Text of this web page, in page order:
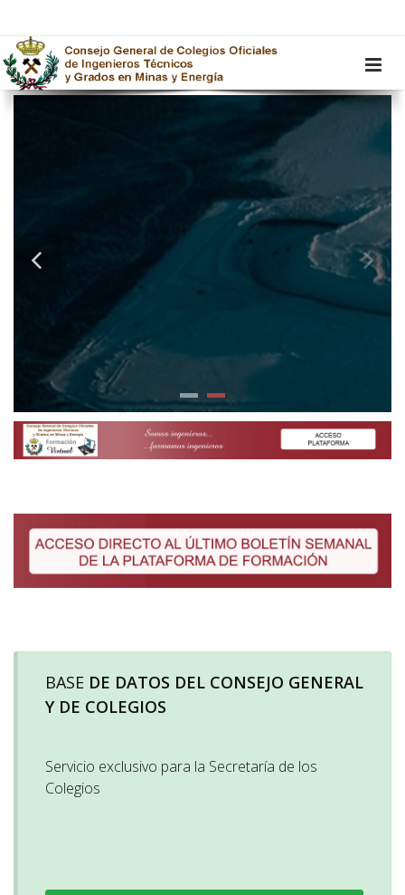
BASE DE DATOS DEL CONSEJO GENERAL
Y DE COLEGIOS
Servicio exclusivo para la Secretaría de los
Colegios